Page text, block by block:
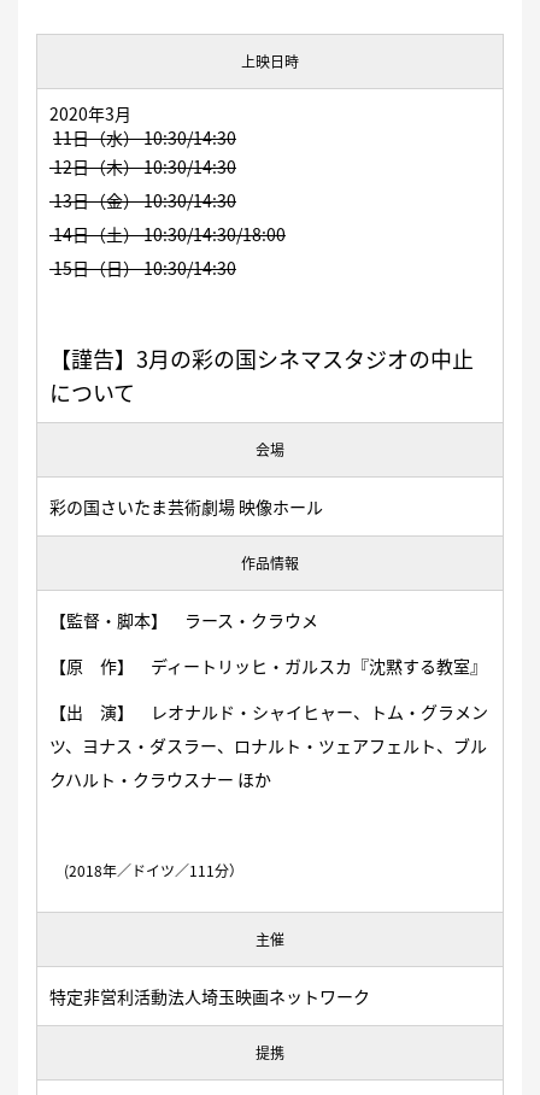
上映日時
2020年3月
11日（水） 10:30/14:30
12日（木）10:30/14:30
13日（金） 10:30/14:30
14日（土）10:30/14:30/18:00
15日（日）10:30/14:30
【謹告】3月の彩の国シネマスタジオの中止
について
会場
彩の国さいたま芸術劇場 映像ホール
作品情報
【監督・脚本】 ラース・クラウメ
【原 作】 ディートリッヒ・ガルスカ『沈黙する教室』
【出 演】 レオナルド・シャイヒャー、トム・グラメン
ツ、ヨナス・ダスラー、ロナルト・ツェアフェルト、ブル
クハルト・クラウスナー ほか
(2018年／ドイツ／111分）
主催
特定非営利活動法人埼玉映画ネットワーク
提携